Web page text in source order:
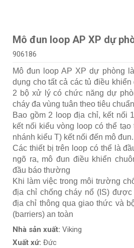
Mô đun loop AP XP dự
906186
Mô đun loop AP XP dự phòng
dụng cho tất cả các tủ điều
2 bộ xử lý có chức năng dự
cháy đa vùng tuân theo tiêu chuẩn
Bao gồm 2 loop địa chỉ, kết nối
kết nối kiểu vòng loop có thể
nhánh kiểu T) kết nối đến mô đun.
Các thiết bị trên loop có thể là
ngõ ra, mô đun điều khiển
đầu báo thường
Khi làm việc trong môi trường
địa chỉ chống cháy nổ (IS)
địa chỉ thông qua giao thức và
(barriers) an toàn
Nhà sản xuất: Viking
Xuất xứ: Đức